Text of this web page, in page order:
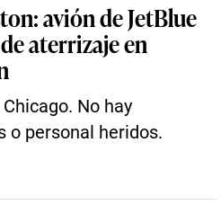
avión de JetBlue
aterrizaje en
No hay
o personal heridos.